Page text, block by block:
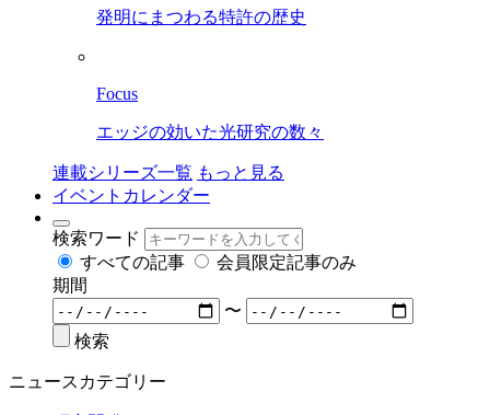
発明にまつわる特許の歴史
Focus
エッジの効いた光研究の数々
連載シリーズ一覧 もっと見る
イベントカレンダー
検索ワード
すべての記事
会員限定記事のみ
期間
〜
検索
ニュースカテゴリー